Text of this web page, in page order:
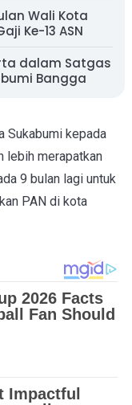
Wali Kota
Ke-13 ASN
dalam Satgas
Bangga
Sukabumi kepada
lebih merapatkan
9 bulan lagi untuk
PAN di kota